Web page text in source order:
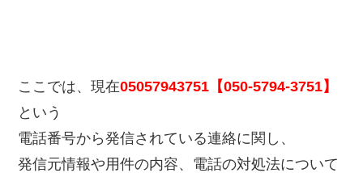
ここでは、現在05057943751【050-5794-3751】
という
電話番号から発信されている連絡に関し、
発信元情報や用件の内容、電話の対処法について